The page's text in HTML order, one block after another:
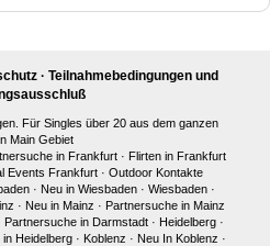
· Teilnahmebedingungen und
Für Singles über 20 aus dem ganzen
Main Gebiet
in Frankfurt · Flirten in Frankfurt
Events Frankfurt · Outdoor Kontakte
· Neu in Wiesbaden· Wiesbaden·
· Neu in Mainz · Partnersuche in Mainz
Partnersuche in Darmstadt· Heidelberg·
Heidelberg · Koblenz · Neu In Koblenz ·